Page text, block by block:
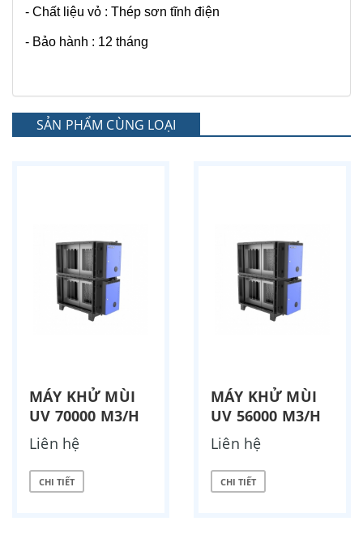
- Chất liệu vỏ : Thép sơn tĩnh điện
- Bảo hành : 12 tháng
SẢN PHẨM CÙNG LOẠI
MÁY KHỬ MÙI
UV 70000 M3/H
Liên hệ
CHI TIẾT
MÁY KHỬ MÙI
UV 56000 M3/H
Liên hệ
CHI TIẾT